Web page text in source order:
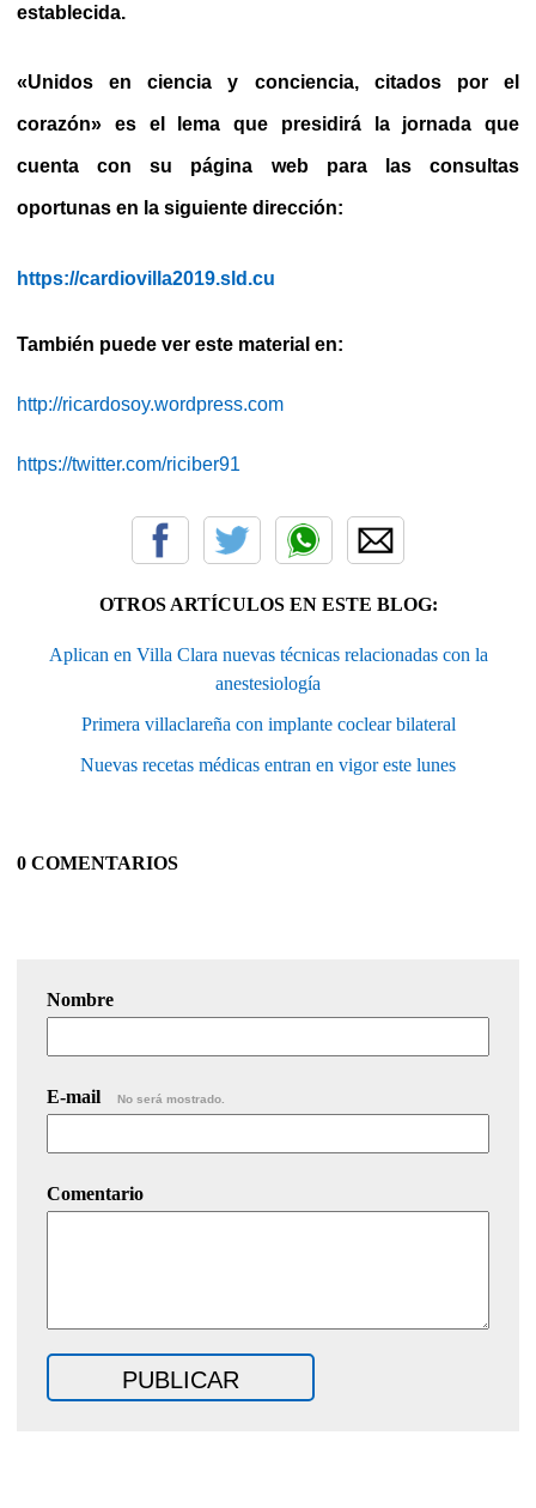
establecida.
«Unidos en ciencia y conciencia, citados por el
corazón» es el lema que presidirá la jornada que
cuenta con su página web para las consultas
oportunas en la siguiente dirección:
https://cardiovilla2019.sld.cu
También puede ver este material en:
http://ricardosoy.wordpress.com
https://twitter.com/riciber91
OTROS ARTÍCULOS EN ESTE BLOG:
Aplican en Villa Clara nuevas técnicas relacionadas con la
anestesiología
Primera villaclareña con implante coclear bilateral
Nuevas recetas médicas entran en vigor este lunes
0 COMENTARIOS
Nombre
E-mail No será mostrado.
Comentario